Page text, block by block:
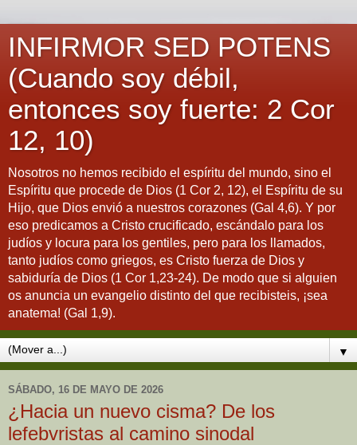
INFIRMOR SED POTENS
(Cuando soy débil,
entonces soy fuerte: 2 Cor
12, 10)
Nosotros no hemos recibido el espíritu del mundo, sino el
Espíritu que procede de Dios (1 Cor 2, 12), el Espíritu de su
Hijo, que Dios envió a nuestros corazones (Gal 4,6). Y por
eso predicamos a Cristo crucificado, escándalo para los
judíos y locura para los gentiles, pero para los llamados,
tanto judíos como griegos, es Cristo fuerza de Dios y
sabiduría de Dios (1 Cor 1,23-24). De modo que si alguien
os anuncia un evangelio distinto del que recibisteis, ¡sea
anatema! (Gal 1,9).
▼
SÁBADO, 16 DE MAYO DE 2026
¿Hacia un nuevo cisma? De los
lefebvristas al camino sinodal